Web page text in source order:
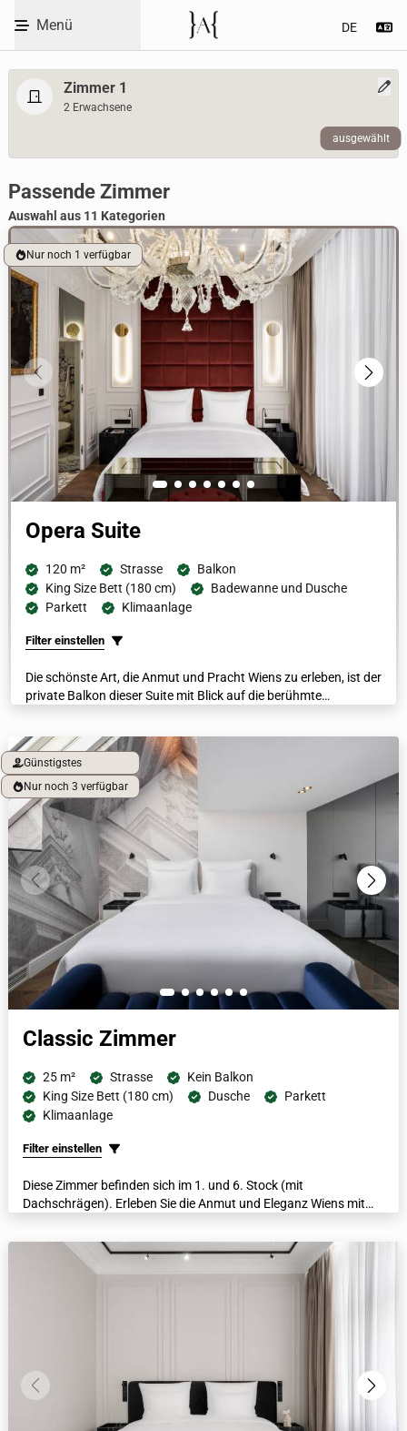
Menü
ausgewählt
Zimmer 1
2 Erwachsene
WBEPLUS.SKIP_TO_UNAVAILABLE
Room selection heading
Passende Zimmer
Auswahl aus 11 Kategorien
Nur noch 1 verfügbar
Opera Suite
120 m² Strasse
Balkon
King Size Bett (180 cm)
Badewanne und Dusche
Parkett
Klimaanlage
Filter einstellen
Die schönste Art, die Anmut und Pracht Wiens zu erleben, ist der
private Balkon dieser Suite mit Blick auf die berühmte
Schlafbereich ist diese geräumige Suite der Inbegriff von Wiener
Luxus. Die Opera Suite verfügt über ein elegantes Marmorbad
mit Dusche und freistehender Badewanne, integrierte Bar,
luxuriöse Bademäntel, Fußbodenheizung und eine Nespresso-
Kaffeemaschine.
Günstigstes
Nur noch 3 verfügbar
Classic Zimmer
25 m² Strasse
Kein Balkon
King Size Bett (180 cm)
Dusche
Parkett
Klimaanlage
Filter einstellen
Diese Zimmer befinden sich im 1. und 6. Stock (mit
Dachschrägen). Erleben Sie die Anmut und Eleganz Wiens mit
Fußbodenheizung und natürlich einer Tee- und Nespresso
Kaffeestation.